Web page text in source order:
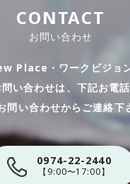
CONTACT
お問い合わせ
Place・ワークビジョ
い合わせは、下記お電
問い合わせからご連絡下
0974-22-2440
【9:00〜17:00】